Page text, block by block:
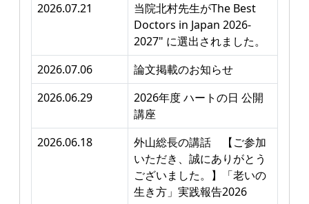
2026.07.21
当院北村先生がThe Best
Doctors in Japan 2026-
2027" に選出されました。
2026.07.06
論文掲載のお知らせ
2026.06.29
2026年度 ハートの日 公開
講座
2026.06.18
外山総長の講話 【ご参加
いただき、誠にありがとう
ございました。】「老いの
生き方」実践報告2026